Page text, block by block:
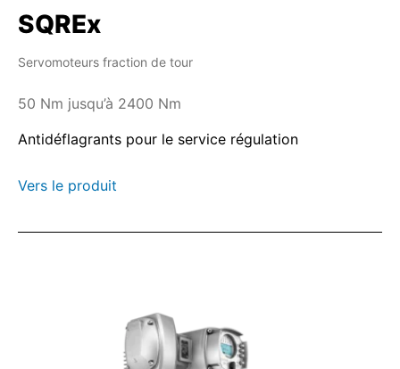
SQREx
Servomoteurs fraction de tour
50 Nm jusqu’à 2400 Nm
Antidéflagrants pour le service régulation
Vers le produit